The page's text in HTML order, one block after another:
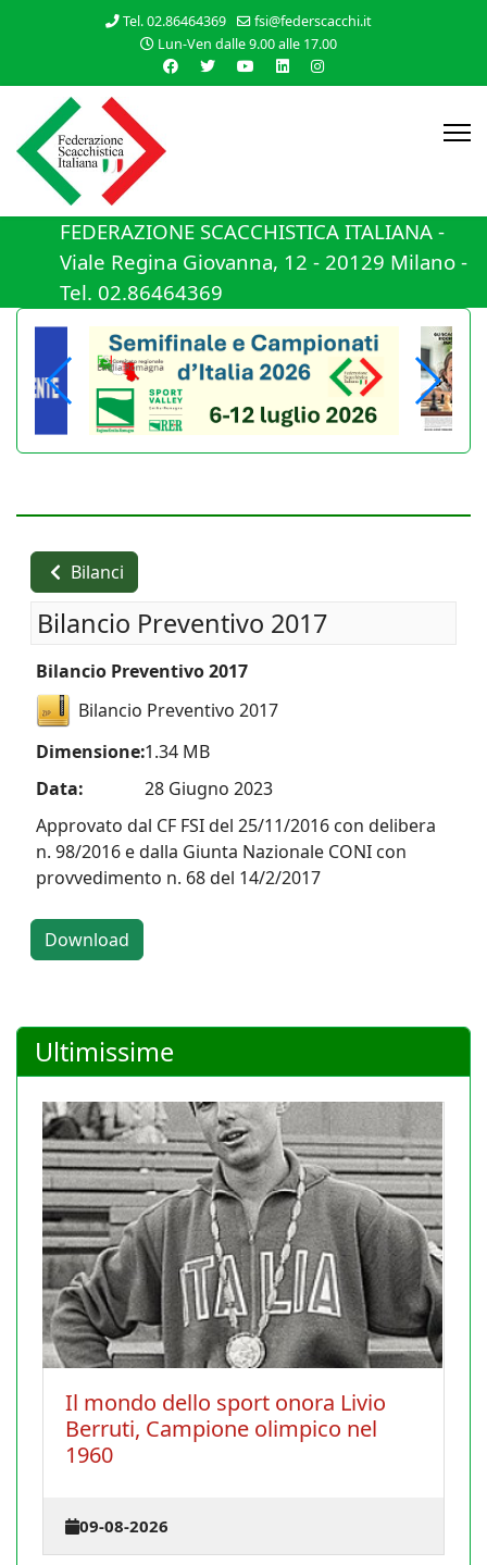
Tel. 02.86464369
fsi@federscacchi.it
Lun-Ven dalle 9.00 alle 17.00
FEDERAZIONE SCACCHISTICA ITALIANA -
Viale Regina Giovanna, 12 - 20129 Milano -
Tel. 02.86464369
Bilanci
Bilancio Preventivo 2017
Bilancio Preventivo 2017
Bilancio Preventivo 2017
Dimensione:1.34 MB
Data:
28 Giugno 2023
Approvato dal CF FSI del 25/11/2016 con delibera
n. 98/2016 e dalla Giunta Nazionale CONI con
provvedimento n. 68 del 14/2/2017
Ultimissime
Il mondo dello sport onora Livio
Berruti, Campione olimpico nel
1960
09-08-2026